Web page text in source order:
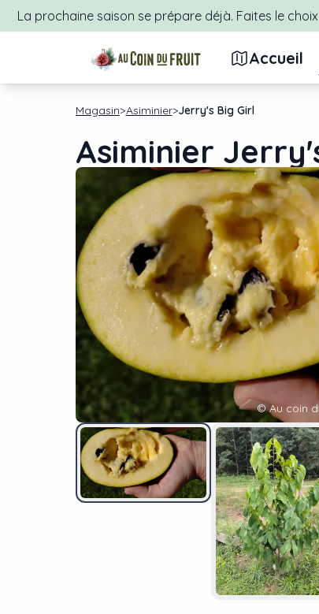
La prochaine saison se prépare déjà. Faites le
Accueil
Magasin Asiminier Jerry's Big Girl
Asiminier
©Au coin